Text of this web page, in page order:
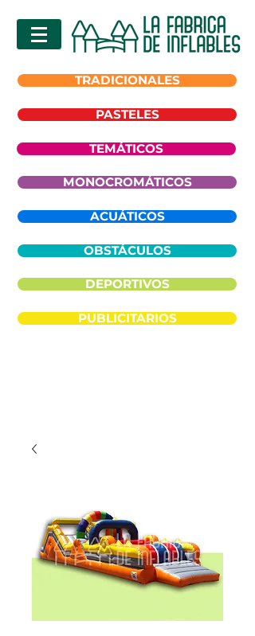
TRADICIONALES
PASTELES
TEMÁTICOS
MONOCROMÁTICOS
ACUÁTICOS
OBSTÁCULOS
DEPORTIVOS
PUBLICITARIOS